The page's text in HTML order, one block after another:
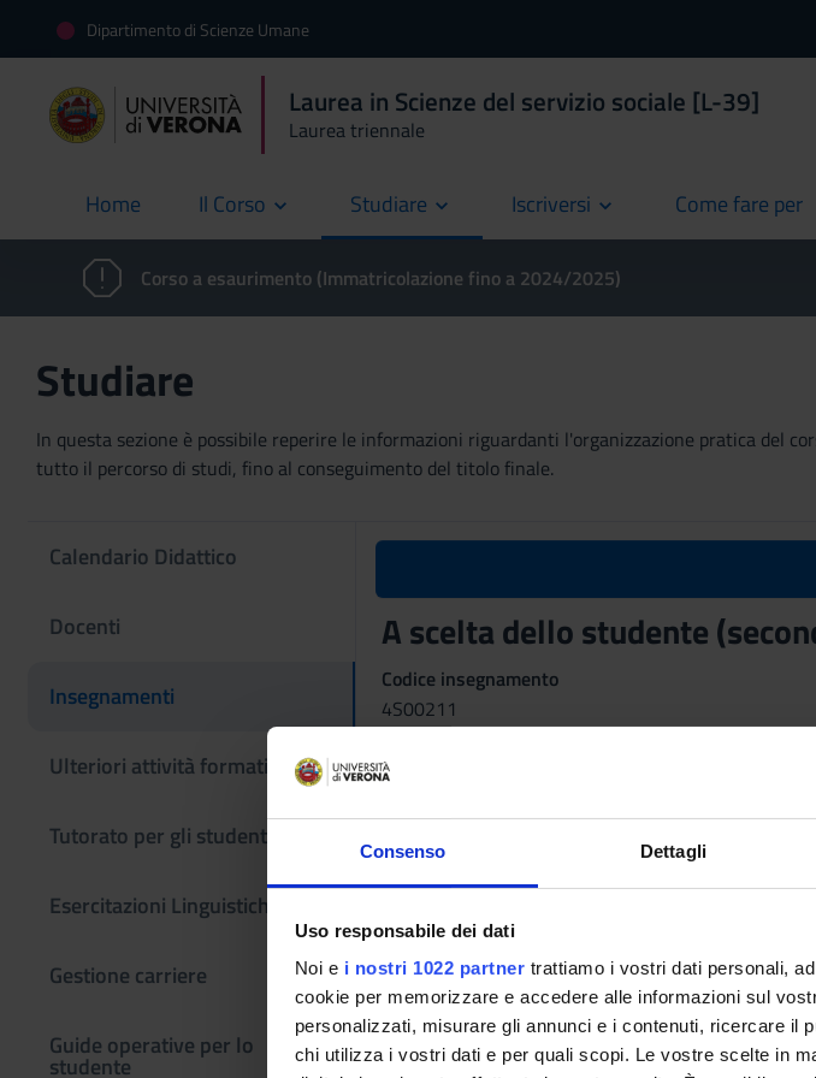
Consenso Dettagli
Uso responsabile dei dati
Noi e i nostri 1022 partner trattiamo i vostri dati personali,
cookie per memorizzare e accedere alle informazioni sul
personalizzati, misurare gli annunci e i contenuti, ricercare il
chi utilizza i vostri dati e per quali scopi. Le vostre scelte in
Dipartimento di Scienze Umane
Laurea in Scienze del servizio sociale [L-39]
Laurea triennale
Home
current Il Corso Studiare Iscriversi Come fare per
current
Corso a esaurimento (Immatricolazione fino a 2024/2025)
Studiare
In questa sezione è possibile reperire le informazioni riguardanti l'organizzazione pratica
tutto il percorso di studi, fino al conseguimento del titolo finale.
Calendario Didattico
Docenti
Insegnamenti
Ulteriori attività formative
Tutorato per gli studenti
Esercitazioni Linguistiche CLA
Gestione carriere
Guide operative per lo
studente
A scelta dello studente
Codice insegnamento
4S00211
Settore Scientifico Disciplinare (SSD)
- - -